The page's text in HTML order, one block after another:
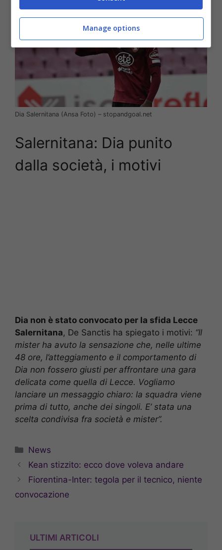
Dia Salernitana (Ansa Foto) – stopandgoal.net
Salernitana: Dia punito
dalla società, i motivi
Dia non è stato convocato per la sfida Lecce
Salernitana, De Sanctis ha spiegato i motivi: “Il
mister ha avuto la sensazione che, nelle ultime
48 ore, l’atteggiamento e il comportamento di
Dia non fossero giusti per affrontare una gara
delicata come quella di Lecce. Vogliamo
lanciare un messaggio chiaro: la squadra viene
prima di tutto, anche dei singoli. E’ stata una
scelta condivisa fra società e mister”.
Categorie
News
Kean stizzito: ecco dove voleva andare
Fiorentina-Inter: tegola per il tecnico, niente
convocazione
ULTIMI ARTICOLI
Manage options